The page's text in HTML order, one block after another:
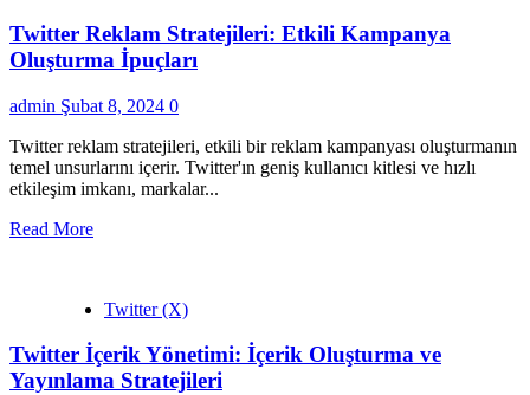
Twitter Reklam Stratejileri: Etkili Kampanya
Oluşturma İpuçları
admin Şubat 8, 2024 0
Twitter reklam stratejileri, etkili bir reklam kampanyası oluşturmanın
temel unsurlarını içerir. Twitter'ın geniş kullanıcı kitlesi ve hızlı
etkileşim imkanı, markalar...
Read More
Twitter (X)
Twitter İçerik Yönetimi: İçerik Oluşturma ve
Yayınlama Stratejileri